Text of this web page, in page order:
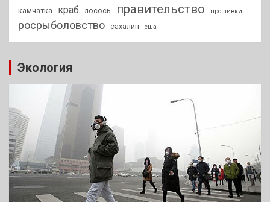
камчатка краб лосось правительство прошивки
росрыболовство сахалин сша
Экология